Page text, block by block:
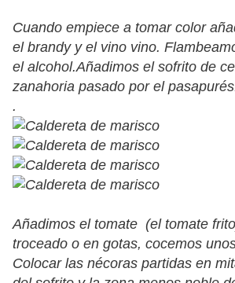
Cuando empiece a tomar color
el brandy y el vino vino.
el alcohol.Añadimos el sofrito de
zanahoria pasado por el
.
Añadimos el tomate (el tomate
troceado o en gotas, cocemos
Colocar las nécoras partidas en